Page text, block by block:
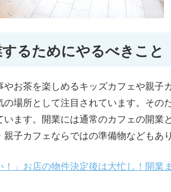
るためにやるべきこと
お茶を楽しめるキッズカフェや親子
場所として注目されています。その
ます。開業には通常のカフェの開業
子カフェならではの準備物などもあり
！」お店の物件決定後は大忙し！開業